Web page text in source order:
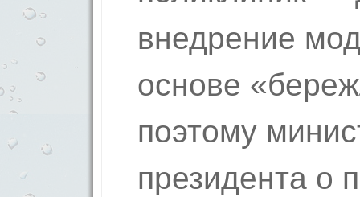
внедрение
основе
поэтому
президента о